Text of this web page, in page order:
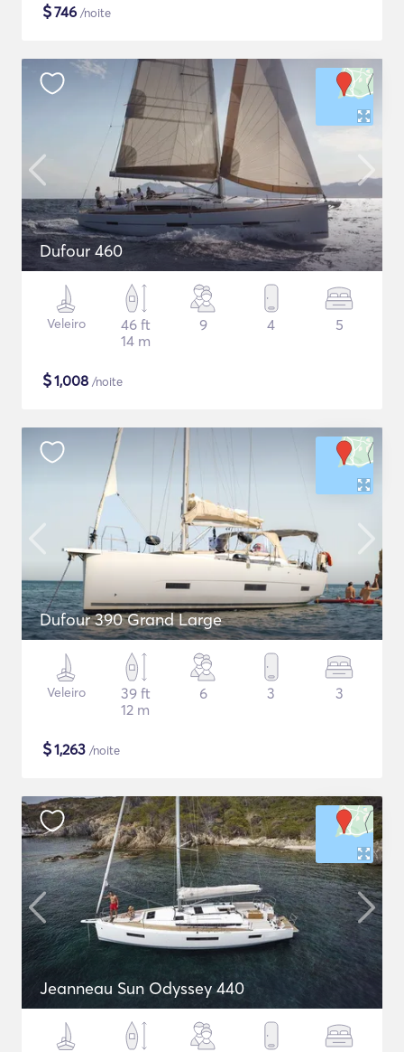
$746 /noite
Dufour 460
Veleiro
46 ft
14 m
9 4 5
$1,008 /noite
Dufour 390 Grand Large
Veleiro
39 ft
12 m
6 3 3
$1,263 /noite
Jeanneau Sun Odyssey 440